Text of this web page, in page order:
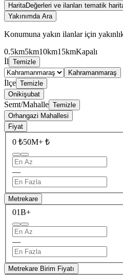
HaritaDeğerleri ve ilanları tematik
Yakınımda Ara
Konumuna yakın ilanlar için
0.5km5km10km15kmKapalı
İl Temizle
Kahramanmaraş
İlçe Temizle
Onikişubat
Semt/Mahalle Temizle
Orhangazi Mahallesi
Fiyat
0 ₺50M+ ₺
—
Metrekare
01B+
—
Metrekare Birim Fiyatı